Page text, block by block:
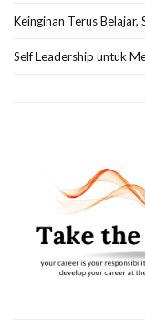
Keinginan Terus
Self Leadership untuk